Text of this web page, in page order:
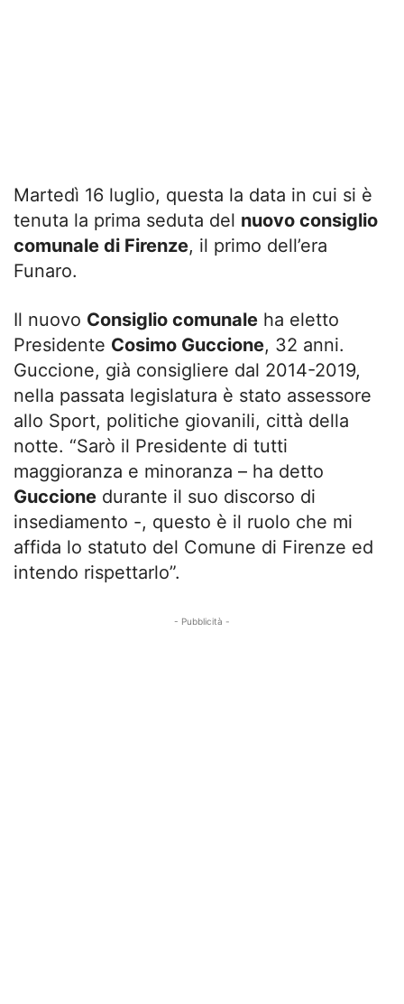
Martedì 16 luglio, questa la data in cui si è
tenuta la prima seduta del nuovo consiglio
comunale di Firenze, il primo dell’era
Funaro.
Il nuovo Consiglio comunale ha eletto
Presidente Cosimo Guccione, 32 anni.
Guccione, già consigliere dal 2014-2019,
nella passata legislatura è stato assessore
allo Sport, politiche giovanili, città della
notte. “Sarò il Presidente di tutti
maggioranza e minoranza – ha detto
Guccione durante il suo discorso di
insediamento -, questo è il ruolo che mi
affida lo statuto del Comune di Firenze ed
intendo rispettarlo”.
- Pubblicità -